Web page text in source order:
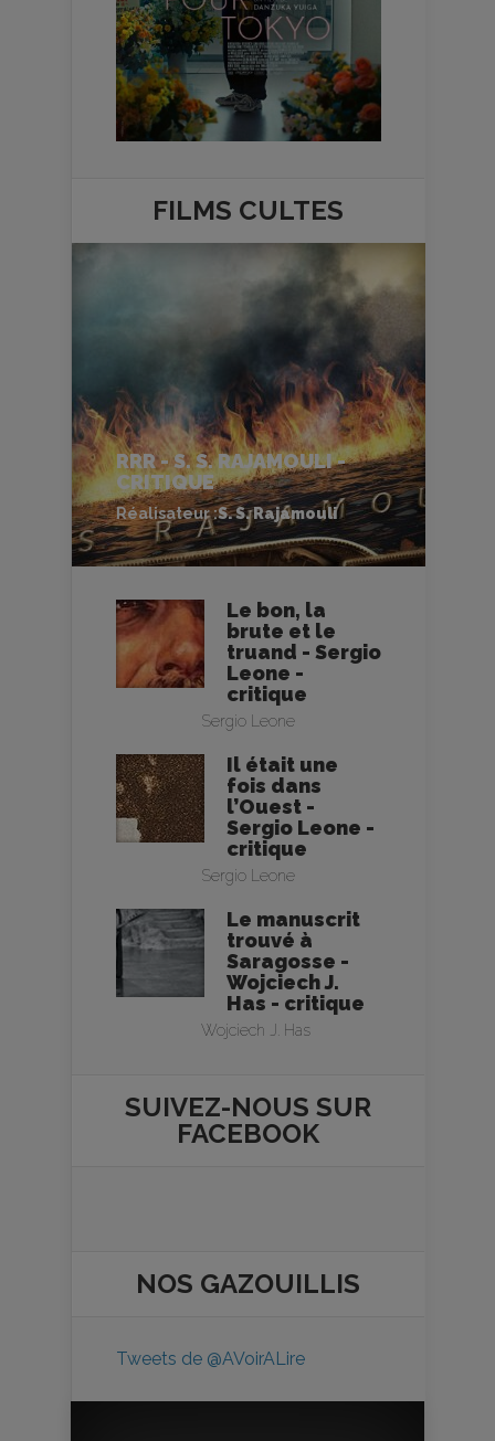
FILMS CULTES
RRR - S. S. RAJAMOULI -
CRITIQUE
Réalisateur :S. S. Rajamouli
Le bon, la
brute et le
truand - Sergio
Leone -
critique
Sergio Leone
Il était une
fois dans
l’Ouest -
Sergio Leone -
critique
Sergio Leone
Le manuscrit
trouvé à
Saragosse -
Wojciech J.
Has - critique
Wojciech J. Has
SUIVEZ-NOUS SUR
FACEBOOK
NOS GAZOUILLIS
Tweets de @AVoirALire